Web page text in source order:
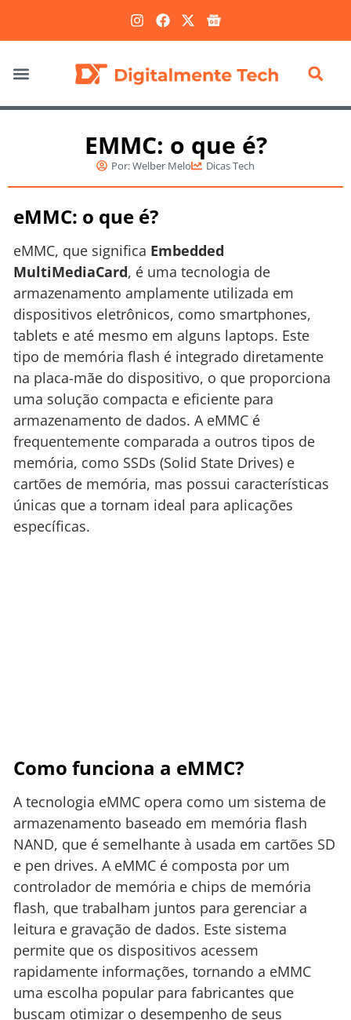
EMMC: o que é?
Por:Welber Melo Dicas Tech
eMMC: o que é?
eMMC, que significa Embedded
MultiMediaCard, é uma tecnologia de
armazenamento amplamente utilizada em
dispositivos eletrônicos, como smartphones,
tablets e até mesmo em alguns laptops. Este
tipo de memória flash é integrado diretamente
na placa-mãe do dispositivo, o que proporciona
uma solução compacta e eficiente para
armazenamento de dados. A eMMC é
frequentemente comparada a outros tipos de
memória, como SSDs (Solid State Drives) e
cartões de memória, mas possui características
únicas que a tornam ideal para aplicações
específicas.
Como funciona a eMMC?
A tecnologia eMMC opera como um sistema de
armazenamento baseado em memória flash
NAND, que é semelhante à usada em cartões SD
e pen drives. A eMMC é composta por um
controlador de memória e chips de memória
flash, que trabalham juntos para gerenciar a
leitura e gravação de dados. Este sistema
permite que os dispositivos acessem
rapidamente informações, tornando a eMMC
uma escolha popular para fabricantes que
buscam otimizar o desempenho de seus